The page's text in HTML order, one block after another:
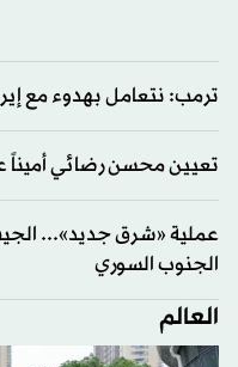
ترمب: نتعامل بهدوء مع
تعيين محسن رضائي أميناً
عملية «شرق جديد»...
الجنوب السوري
العالم